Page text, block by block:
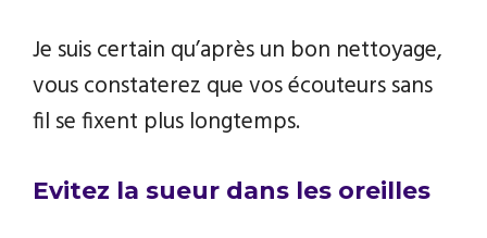
Je suis certain qu’après un bon nettoyage,
vous constaterez que vos écouteurs sans
fil se fixent plus longtemps.
Evitez la sueur dans les oreilles